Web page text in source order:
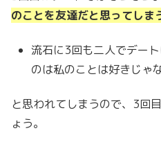
のことを友達だと思ってしま
流石に3回も二人でデー
のは私のことは好きじゃ
と思われてしまうので、3回
ょう。